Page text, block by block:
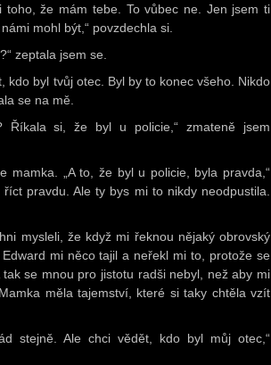
toho, že mám tebe. To vůbec ne. Jen jsem ti
mohl být,“ povzdechla si.
zeptala jsem se.
kdo byl tvůj otec. Byl by to konec všeho. Nikdo
se na mě.
Říkala si, že byl u policie,“ zmateně jsem
mamka. „A to, že byl u policie, byla pravda,“
pravdu. Ale ty bys mi to nikdy neodpustila.
mysleli, že když mi řeknou nějaký obrovský
mi něco tajil a neřekl mi to, protože se
se mnou pro jistotu radši nebyl, než aby mi
měla tajemství, které si taky chtěla vzít
stejně. Ale chci vědět, kdo byl můj otec,“